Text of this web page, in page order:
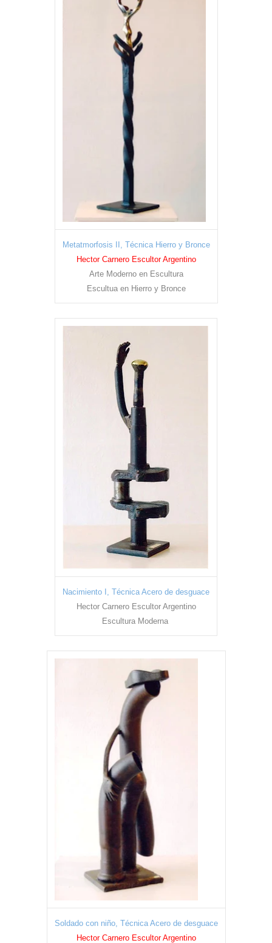
Metatmorfosis II, Técnica Hierro y Bronce
Hector Carnero Escultor Argentino
Arte Moderno en Escultura
Escultua en Hierro y Bronce
Nacimiento I, Técnica Acero de desguace
Hector Carnero Escultor Argentino
Escultura Moderna
Soldado con niño, Técnica Acero de desguace
Hector Carnero Escultor Argentino